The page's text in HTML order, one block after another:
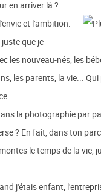
en arriver là ?
et l'ambition.
que je
les nouveau-nés, les
les parents, la vie...
la photographie par
? En fait, dans ton
le temps de la vie,
j'étais enfant,